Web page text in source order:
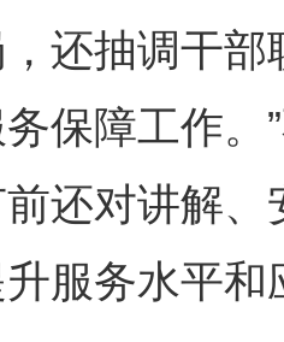
还抽调干
保障工作。
还对讲解
服务水平和